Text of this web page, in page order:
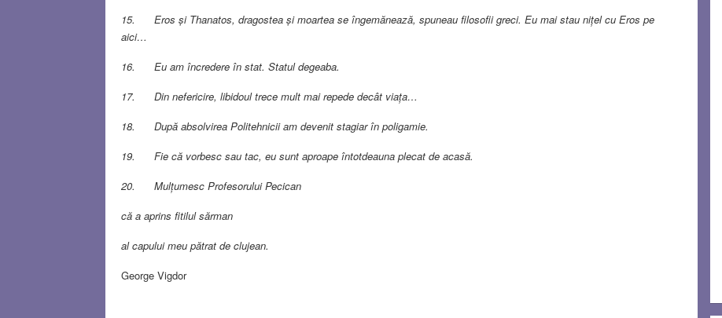
15. Eros și Thanatos, dragostea și moartea se îngemănează, spuneau filosofii greci. Eu mai stau nițel cu Eros pe
aici…
16. Eu am încredere în stat. Statul degeaba.
17. Din nefericire, libidoul trece mult mai repede decât viața…
18. După absolvirea Politehnicii am devenit stagiar în poligamie.
19. Fie că vorbesc sau tac, eu sunt aproape întotdeauna plecat de acasă.
20. Mulțumesc Profesorului Pecican
că a aprins fitilul sărman
al capului meu pătrat de clujean.
George Vigdor